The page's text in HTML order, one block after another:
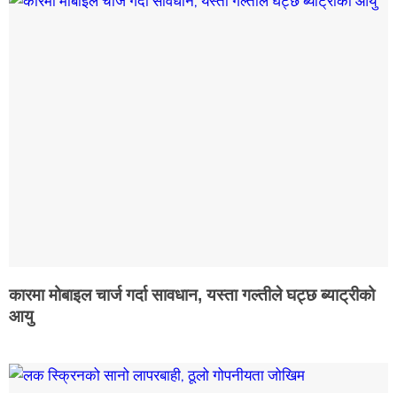
कारमा मोबाइल चार्ज गर्दा सावधान, यस्ता गल्तीले घट्छ ब्याट्रीको
आयु